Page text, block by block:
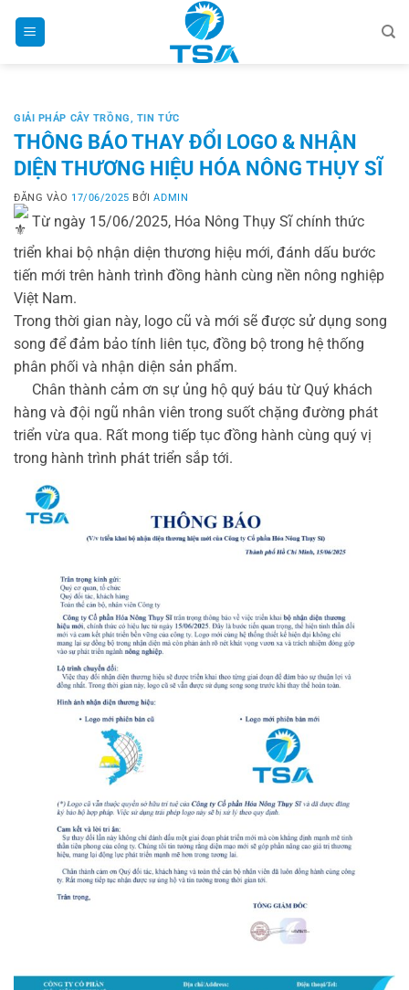
GIẢI PHÁP CÂY TRỒNG, TIN TỨC
THÔNG BÁO THAY ĐỔI LOGO & NHẬN
DIỆN THƯƠNG HIỆU HÓA NÔNG THỤY SĨ
ĐĂNG VÀO 17/06/2025 BỞIADMIN
Từ ngày 15/06/2025, Hóa Nông Thụy Sĩ chính thức
triển khai bộ nhận diện thương hiệu mới, đánh dấu bước
tiến mới trên hành trình đồng hành cùng nền nông nghiệp
Việt Nam.
Trong thời gian này, logo cũ và mới sẽ được sử dụng song
song để đảm bảo tính liên tục, đồng bộ trong hệ thống
phân phối và nhận diện sản phẩm.
Chân thành cảm ơn sự ủng hộ quý báu từ Quý khách
hàng và đội ngũ nhân viên trong suốt chặng đường phát
triển vừa qua. Rất mong tiếp tục đồng hành cùng quý vị
trong hành trình phát triển sắp tới.